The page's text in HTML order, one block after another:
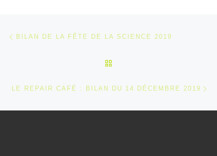
Parcourir les articles
BILAN DE LA FÊTE DE LA SCIENCE 2019
LE REPAIR CAFÉ : BILAN DU 14 DÉCEMBRE 2019